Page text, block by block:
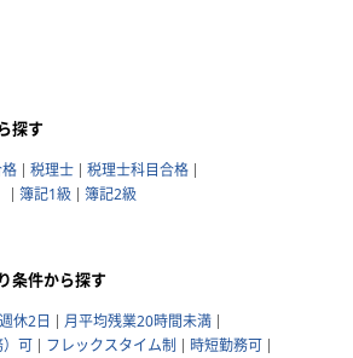
探す
税理士
税理士科目合格
簿記1級 簿記2級
条件から探す
休2日
月平均残業20時間未満
）可
フレックスタイム制
時短勤務可